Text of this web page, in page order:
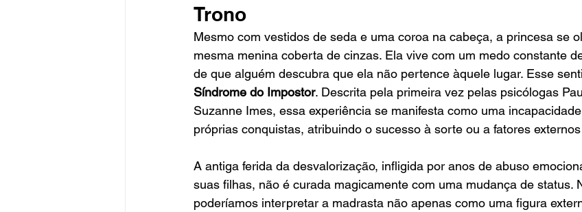
Trono
Mesmo com vestidos de seda e uma coroa na cabeça, a princesa se
mesma menina coberta de cinzas. Ela vive com um medo constante
de que alguém descubra que ela não pertence àquele lugar. Esse
Síndrome do Impostor. Descrita pela primeira vez pelas psicólogas
Suzanne Imes, essa experiência se manifesta como uma
próprias conquistas, atribuindo o sucesso à sorte ou a fatores
A antiga ferida da desvalorização, infligida por anos de abuso
suas filhas, não é curada magicamente com uma mudança de status.
poderíamos interpretar a madrasta não apenas como uma figura